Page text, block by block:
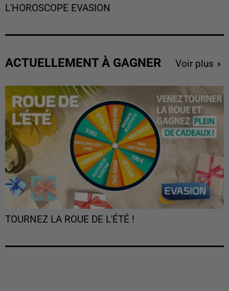
L'HOROSCOPE EVASION
ACTUELLEMENT À GAGNER Voir plus
TOURNEZ LA ROUE DE L'ÉTÉ !